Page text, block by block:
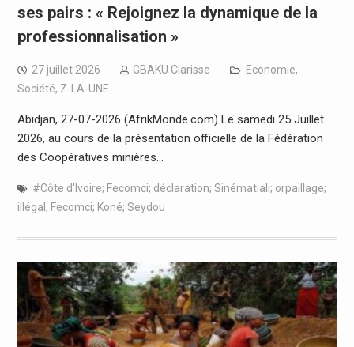
ses pairs : « Rejoignez la dynamique de la
professionnalisation »
27 juillet 2026 GBAKU Clarisse Economie,
Société, Z-LA-UNE
Abidjan, 27-07-2026 (AfrikMonde.com) Le samedi 25 Juillet
2026, au cours de la présentation officielle de la Fédération
des Coopératives minières…
#Côte d'Ivoire; Fecomci; déclaration; Sinématiali; orpaillage;
illégal; Fecomci; Koné; Seydou